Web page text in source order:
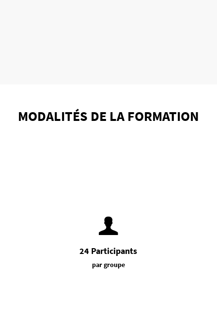
MODALITÉS DE LA FORMATION
24 Participants
par groupe